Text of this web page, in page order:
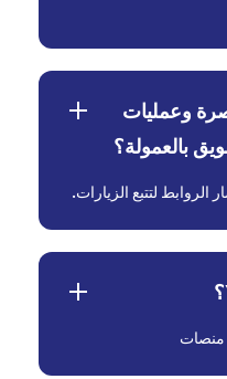
وعمليات
بالعمولة؟
لتتبع الزيارات.
منصات